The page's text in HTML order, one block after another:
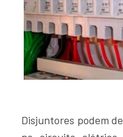
pode ser